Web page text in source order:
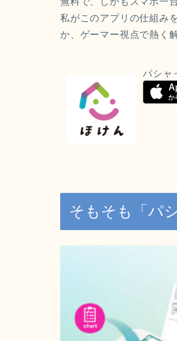
私がこのアプリの仕組み
か、ゲーマー視点で熱く
パシャ
そもそも「パ